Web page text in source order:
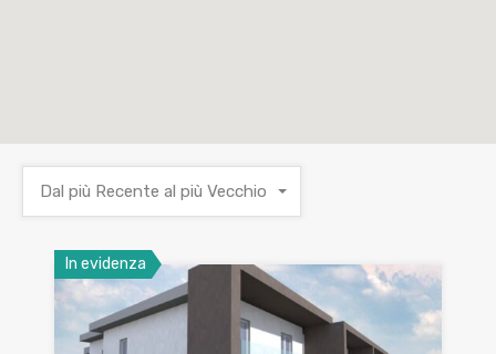
Dal più Recente al più Vecchio
In evidenza